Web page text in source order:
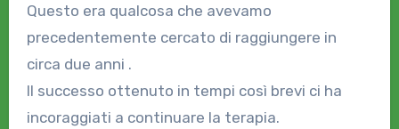
Questo era qualcosa che avevamo
precedentemente cercato di raggiungere in
circa due anni .
Il successo ottenuto in tempi così brevi ci ha
incoraggiati a continuare la terapia.